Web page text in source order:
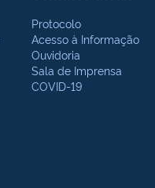
Protocolo
Acesso à Informação
Ouvidoria
Sala de Imprensa
COVID-19